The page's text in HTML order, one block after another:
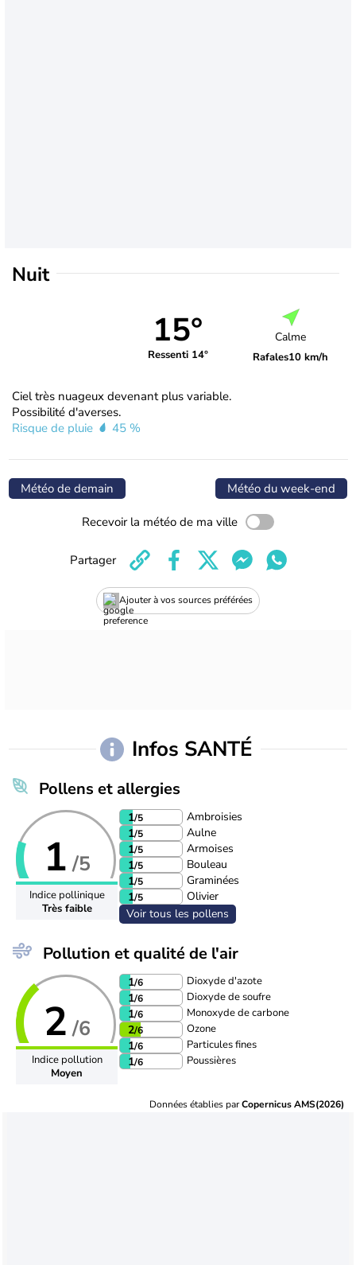
Nuit
15°
Ressenti 14°
Calme
Rafales10 km/h
Ciel très nuageux devenant plus variable.
Possibilité d'averses.
Risque de pluie
45 %
Météo de demain Météo du week-end
Recevoir la météo de ma ville
Ajouter à vos sources préférées
Partager
Infos SANTÉ
Pollens et allergies
1 /5
Indice pollinique
Très faible
1/5
Ambroisies
1/5
Aulne
1/5
Armoises
1/5
Bouleau
1/5
Graminées
1/5
Olivier
Voir tous les pollens
Pollution et qualité de l'air
2 /6
Indice pollution
Moyen
1/6 Dioxyde d'azote
1/6 Dioxyde de soufre
1/6 Monoxyde de carbone
2/6 Ozone
1/6 Particules fines
1/6 Poussières
Données établies parCopernicus AMS(2026)